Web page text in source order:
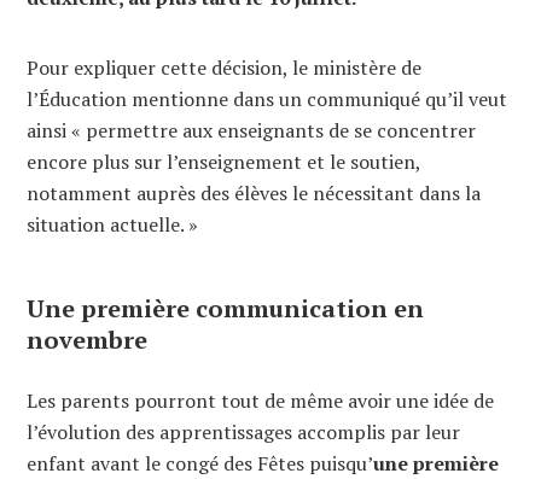
Pour expliquer cette décision, le ministère de
l’Éducation mentionne dans un communiqué qu’il veut
ainsi « permettre aux enseignants de se concentrer
encore plus sur l’enseignement et le soutien,
notamment auprès des élèves le nécessitant dans la
situation actuelle. »
Une première communication en
novembre
Les parents pourront tout de même avoir une idée de
l’évolution des apprentissages accomplis par leur
enfant avant le congé des Fêtes puisqu’une première